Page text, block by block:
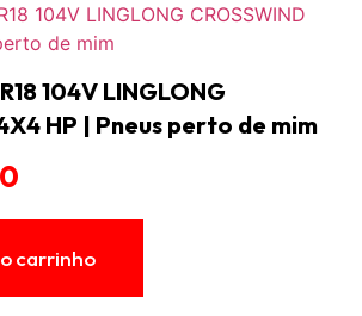
104V LINGLONG
HP | Pneus perto de mim
carrinho